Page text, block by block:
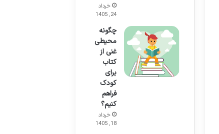
خرداد
24, 1405
چگونه
محیطی
غنی از
کتاب
برای
کودک
فراهم
کنیم؟
خرداد
18, 1405